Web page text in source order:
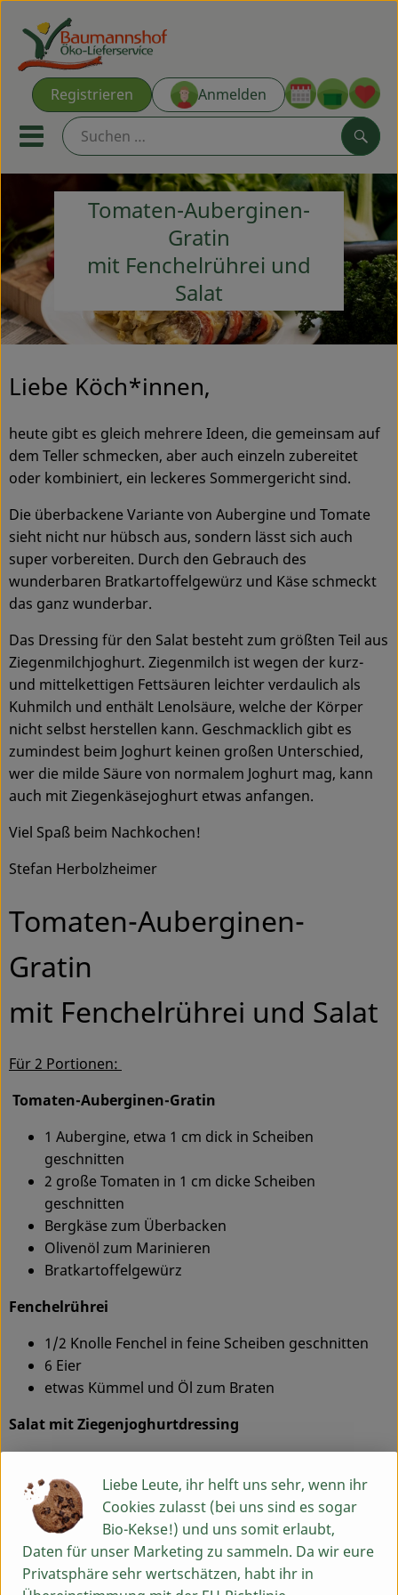
Registrieren Anmelden
Mobiles Menu öffnen oder
Ökokisten
Kochkisten
NEU & ANGEBOT
THEMENWELTEN
AUS DER REGION
Obst & Gemüse
Backwaren
Haltbares
Getränke
Drogerie
So geht's
Über uns
Blog & Aktuelles
Service
Tomaten-Auberginen-
Gratin
mit Fenchelrührei und
Salat
Liebe Köch*innen,
heute gibt es gleich mehrere Ideen, die gemeinsam auf
dem Teller schmecken, aber auch einzeln zubereitet
oder kombiniert, ein leckeres Sommergericht sind.
Die überbackene Variante von Aubergine und Tomate
sieht nicht nur hübsch aus, sondern lässt sich auch
super vorbereiten. Durch den Gebrauch des
wunderbaren Bratkartoffelgewürz und Käse schmeckt
das ganz wunderbar.
Das Dressing für den Salat besteht zum größten Teil aus
Ziegenmilchjoghurt. Ziegenmilch ist wegen der kurz-
und mittelkettigen Fettsäuren leichter verdaulich als
Kuhmilch und enthält Lenolsäure, welche der Körper
nicht selbst herstellen kann. Geschmacklich gibt es
zumindest beim Joghurt keinen großen Unterschied,
wer die milde Säure von normalem Joghurt mag, kann
auch mit Ziegenkäsejoghurt etwas anfangen.
Viel Spaß beim Nachkochen!
Stefan Herbolzheimer
Tomaten-Auberginen-
Gratin
mit Fenchelrührei und Salat
Für 2 Portionen:
Tomaten-Auberginen-Gratin
1 Aubergine, etwa 1 cm dick in Scheiben
geschnitten
2 große Tomaten in 1 cm dicke Scheiben
geschnitten
Bergkäse zum Überbacken
Olivenöl zum Marinieren
Bratkartoffelgewürz
Fenchelrührei
1/2 Knolle Fenchel in feine Scheiben geschnitten
6 Eier
etwas Kümmel und Öl zum Braten
Salat mit Ziegenjoghurtdressing
1 Becher Ziegenkäsejoghurt
2 EL Olivenöl
1 EL weißer Balsamico
Salz, Pfeffer
Liebe Leute, ihr helft uns sehr, wenn ihr
Cookies zulasst (bei uns sind es sogar
Bio-Kekse!) und uns somit erlaubt,
Daten für unser Marketing zu sammeln. Da wir eure
Privatsphäre sehr wertschätzen, habt ihr in